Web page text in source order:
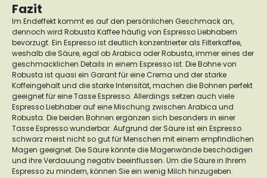
Fazit
Im Endeffekt kommt es auf den persönlichen Geschmack an,
dennoch wird Robusta Kaffee häufig von Espresso Liebhabern
bevorzugt. Ein Espresso ist deutlich konzentrierter als Filterkaffee,
weshalb die Säure, egal ob Arabica oder Robusta, immer eines der
geschmacklichen Details in einem Espresso ist. Die Bohne von
Robusta ist quasi ein Garant für eine Crema und der starke
Koffeingehalt und die starke Intensität, machen die Bohnen perfekt
geeignet für eine Tasse Espresso. Allerdings setzen auch viele
Espresso Liebhaber auf eine Mischung zwischen Arabica und
Robusta. Die beiden Bohnen ergänzen sich besonders in einer
Tasse Espresso wunderbar. Aufgrund der Säure ist ein Espresso
schwarz meist nicht so gut für Menschen mit einem empfindlichen
Magen geeignet. Die Säure könnte die Magenwände beschädigen
und ihre Verdauung negativ beeinflussen. Um die Säure in Ihrem
Espresso zu mindern, können Sie ein wenig Milch hinzugeben.